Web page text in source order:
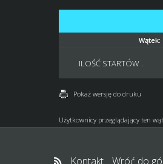
Wątek:
ILOŚĆ STARTÓW .
Pokaż wersję do druku
Użytkownicy przeglądający ten
Kontakt Wróć do